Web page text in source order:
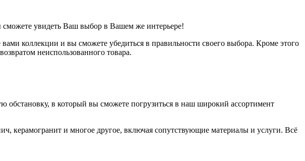
сможете увидеть Ваш выбор в Вашем же интерьере!
коллекции и вы сможете убедиться в правильности своего выбора. Кроме этого
неиспользованного товара.
в который вы сможете погрузиться в наш широкий ассортимент
керамогранит и многое другое, включая сопутствующие материалы и услуги. Всё